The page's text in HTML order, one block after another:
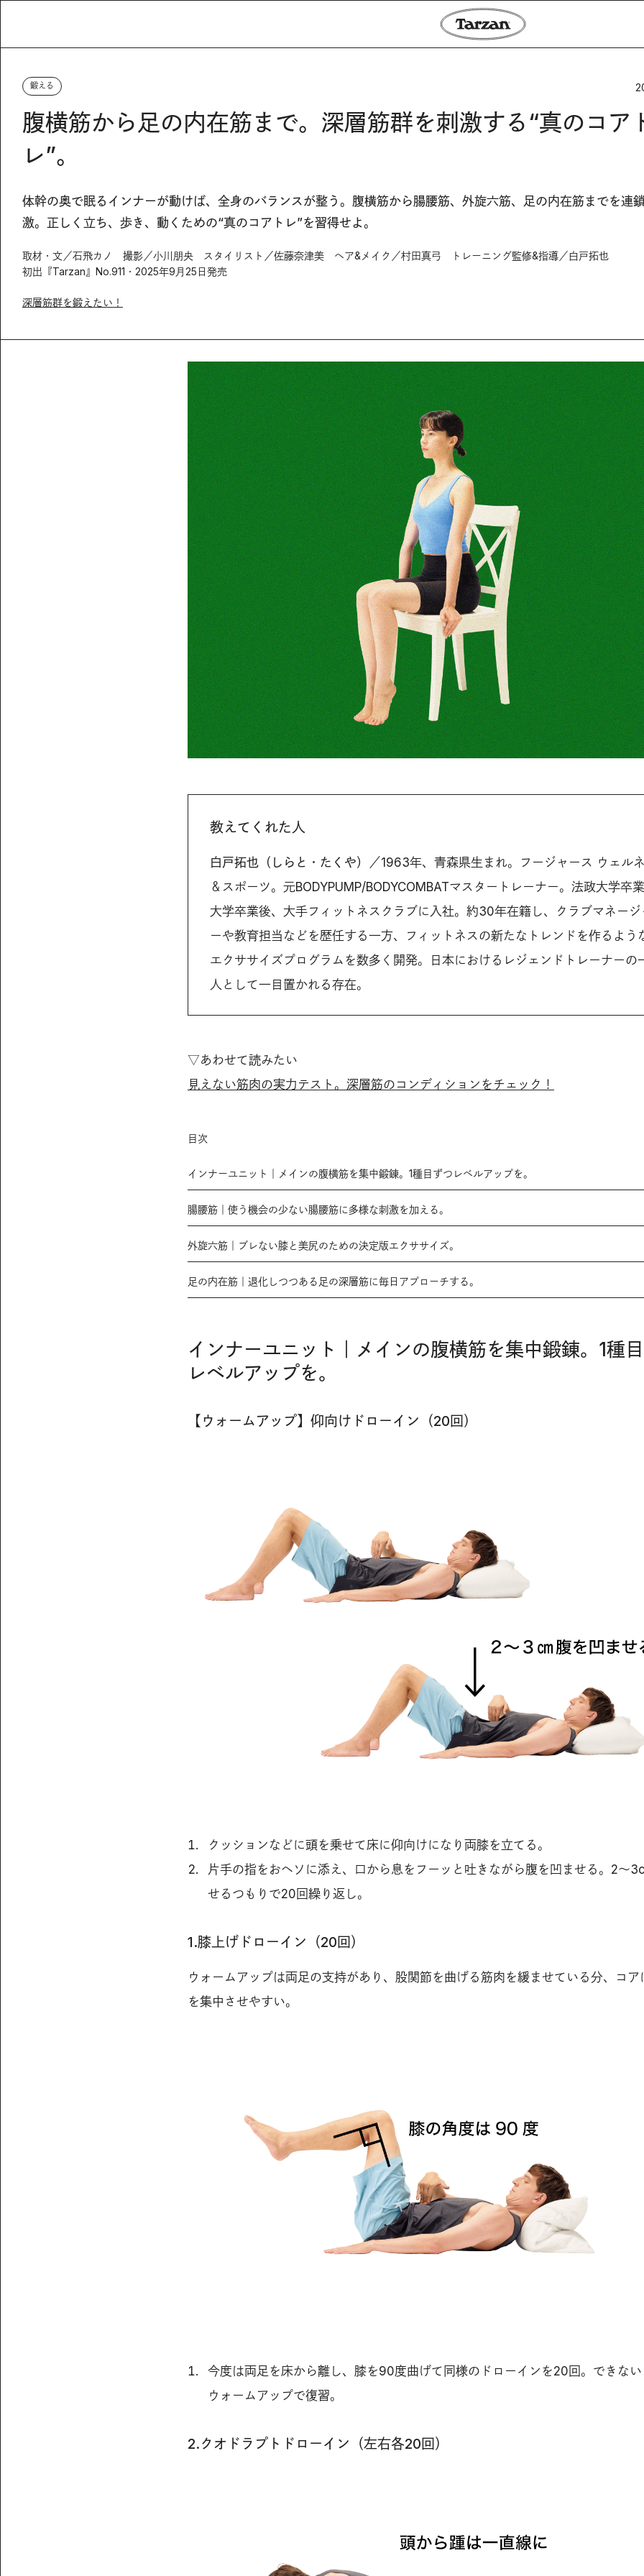
鍛える
腹横筋から足の内在筋まで。深層筋群を刺激する“真のコア
レ”。
体幹の奥で眠るインナーが動けば、全身のバランスが整う。腹横筋から腸腰筋、外旋六筋、足の内在筋までを連
激。正しく立ち、歩き、動くための“真のコアトレ”を習得せよ。
取材・文／石飛カノ 撮影／小川朋央 スタイリスト／佐藤奈津美 ヘア&メイク／村田真弓 トレーニング監修&指導／白戸拓也
初出『Tarzan』No.911・2025年9月25日発売
深層筋群を鍛えたい！
教えてくれた人
白戸拓也（しらと・たくや）
／1963年、青森県生まれ。フージャース ウェル
＆スポーツ。元BODYPUMP/BODYCOMBATマスタートレーナー。法政大学卒
大学卒業後、大手フィットネスクラブに入社。約30年在籍し、クラブマネージ
ーや教育担当などを歴任する一方、フィットネスの新たなトレンドを作るよう
エクササイズプログラムを数多く開発。日本におけるレジェンドトレーナーの
人として一目置かれる存在。
▽あわせて読みたい
見えない筋肉の実力テスト。深層筋のコンディションをチェック！
目次
インナーユニット｜メインの腹横筋を集中鍛錬。1種目ずつレベルアップを。
腸腰筋｜使う機会の少ない腸腰筋に多様な刺激を加える。
外旋六筋｜ブレない膝と美尻のための決定版エクササイズ。
足の内在筋｜退化しつつある足の深層筋に毎日アプローチする。
インナーユニット｜メインの腹横筋を集中鍛錬。1種
レベルアップを。
【ウォームアップ】仰向けドローイン（20回）
クッションなどに頭を乗せて床に仰向けになり両膝を立てる。
片手の指をおヘソに添え、口から息をフーッと吐きながら腹を凹ませる。2〜
せるつもりで20回繰り返し。
1.膝上げドローイン（20回）
ウォームアップは両足の支持があり、股関節を曲げる筋肉を緩ませている分、コア
を集中させやすい。
今度は両足を床から離し、膝を90度曲げて同様のドローインを20回。できな
ウォームアップで復習。
2.クオドラプトドローイン（左右各20回）